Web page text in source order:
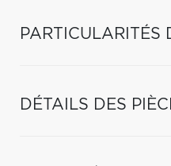
PARTICULARITÉS
DÉTAILS DES